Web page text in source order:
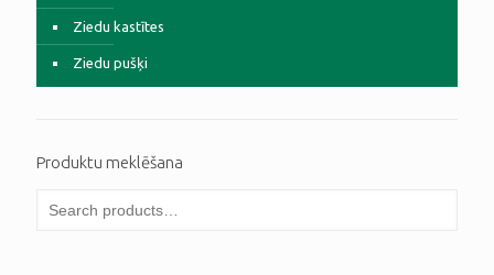
Ziedu kastītes
Ziedu pušķi
Produktu meklēšana